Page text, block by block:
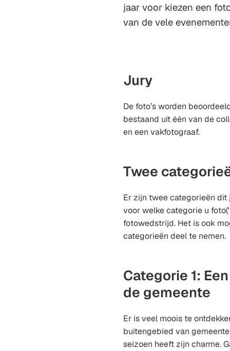
jaar voor kiezen een
van de vele
Jury
De foto’s worden
bestaand uit één van de
en een vakfotograaf.
Twee
Er zijn twee categorieën dit
voor welke categorie u
fotowedstrijd. Het is ook
categorieën deel te nemen.
Categorie 1:
de gemeente
Er is veel moois te
buitengebied van
seizoen heeft zijn charme.